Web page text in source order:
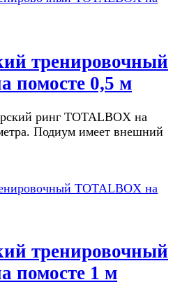
тренировочный
помосте 0,5 м
ринг TOTALBOX на
Подиум имеет внешний
тренировочный
помосте 1 м